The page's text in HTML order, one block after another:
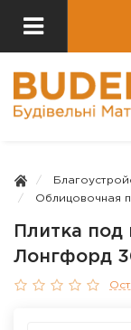
Облицовочная
Плитка под
Лонгфорд